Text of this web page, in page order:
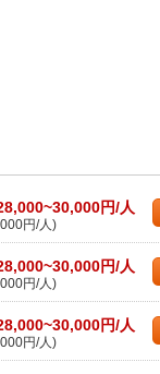
円/人
円/人)
円/人
円/人)
円/人
円/人)